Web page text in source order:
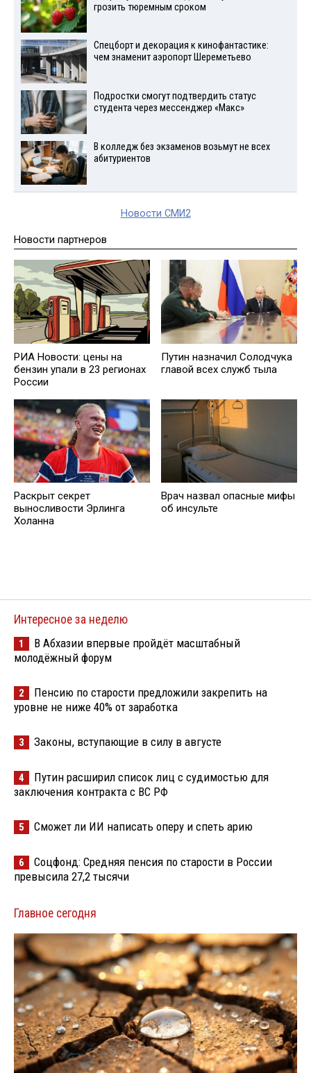
грозить тюремным сроком
Спецборт и декорация к кинофантастике:
чем знаменит аэропорт Шереметьево
Подростки смогут подтвердить статус
студента через мессенджер «Макс»
В колледж без экзаменов возьмут не всех
абитуриентов
Новости СМИ2
Новости партнеров
РИА Новости: цены на
бензин упали в 23 регионах
России
Путин назначил Солодчука
главой всех служб тыла
Раскрыт секрет
выносливости Эрлинга
Холанна
Врач назвал опасные мифы
об инсульте
Интересное за неделю
1
В Абхазии впервые пройдёт масштабный
молодёжный форум
2
Пенсию по старости предложили закрепить на
уровне не ниже 40% от заработка
3 Законы, вступающие в силу в августе
4
Путин расширил список лиц с судимостью для
заключения контракта с ВС РФ
5 Сможет ли ИИ написать оперу и спеть арию
6
Соцфонд: Средняя пенсия по старости в России
превысила 27,2 тысячи
Главное сегодня